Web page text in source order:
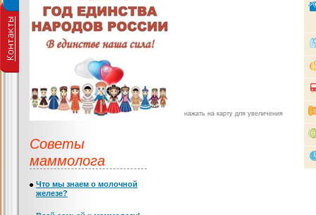
нажать на карту для увеличения
Советы
маммолога
Что мы знаем о молочной
железе?